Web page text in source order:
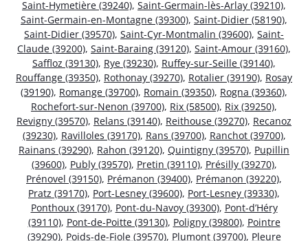
Saint-Hymetière (39240), Saint-Germain-lès-Arlay (39210),
Saint-Germain-en-Montagne (39300), Saint-Didier (58190),
Saint-Didier (39570), Saint-Cyr-Montmalin (39600), Saint-
Claude (39200), Saint-Baraing (39120), Saint-Amour (39160),
Saffloz (39130), Rye (39230), Ruffey-sur-Seille (39140),
Rouffange (39350), Rothonay (39270), Rotalier (39190), Rosay
(39190), Romange (39700), Romain (39350), Rogna (39360),
Rochefort-sur-Nenon (39700), Rix (58500), Rix (39250),
Revigny (39570), Relans (39140), Reithouse (39270), Recanoz
(39230), Ravilloles (39170), Rans (39700), Ranchot (39700),
Rainans (39290), Rahon (39120), Quintigny (39570), Pupillin
(39600), Publy (39570), Pretin (39110), Présilly (39270),
Prénovel (39150), Prémanon (39400), Prémanon (39220),
Pratz (39170), Port-Lesney (39600), Port-Lesney (39330),
Ponthoux (39170), Pont-du-Navoy (39300), Pont-d’Héry
(39110), Pont-de-Poitte (39130), Poligny (39800), Pointre
(39290), Poids-de-Fiole (39570), Plumont (39700), Pleure